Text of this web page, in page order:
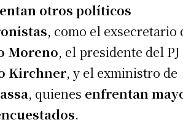
otros políticos
, como el exsecretario
Moreno, el presidente del PJ
Kirchner, y el exministro de
, quienes enfrentan
.